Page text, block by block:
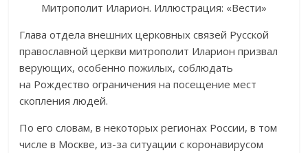
Митрополит Иларион. Иллюстрация: «Вести»
Глава отдела внешних церковных связей Русской
православной церкви митрополит Иларион призвал
верующих, особенно пожилых, соблюдать
на Рождество ограничения на посещение мест
скопления людей.
По его словам, в некоторых регионах России, в том
числе в Москве, из-за ситуации с коронавирусом